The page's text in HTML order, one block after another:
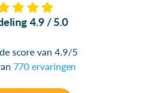
4.9 / 5.0
score van 4.9/5
770 ervaringen